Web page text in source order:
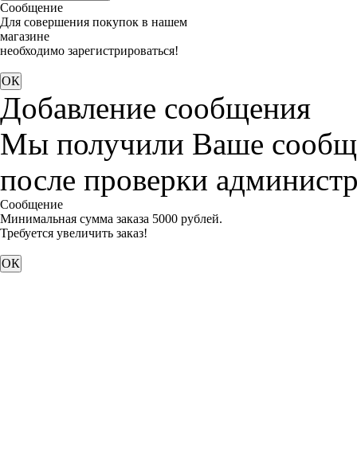
Сообщение
Для совершения покупок в нашем
магазине
необходимо зарегистрироваться!
Добавление сообщения
Мы получили Ваше
после проверки
Сообщение
Минимальная сумма заказа 5000 рублей.
Требуется увеличить заказ!